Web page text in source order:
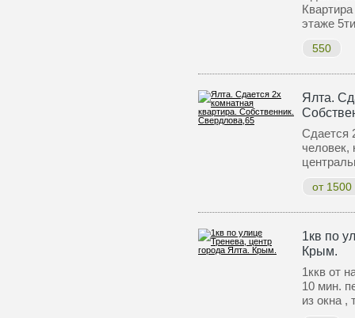
этаже
550
Ялта.
Сдается
человек,
от
1кв по
Крым.
1ккв от
10 мин.
из окна ,